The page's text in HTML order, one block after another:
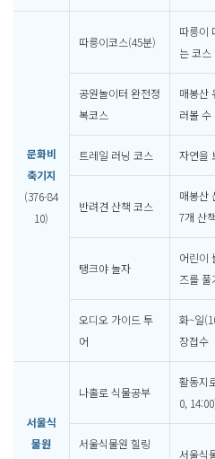
문화비
축기지
(376-84
10)
따릉이코스(45분)
따릉이
는 코스
공원놀이터 완전정
복코스
매봉산
러볼 수
트레일 러닝 코스 자연을
반려견 산책 코스
매봉산
7개 산
탱크야 놀자
어린이
즈를 풀
오디오 가이드 투
어
화~일
장접수
서울식
물원
나홀로 식물공부
활동지
0,
서울식물원 힐링
서울식